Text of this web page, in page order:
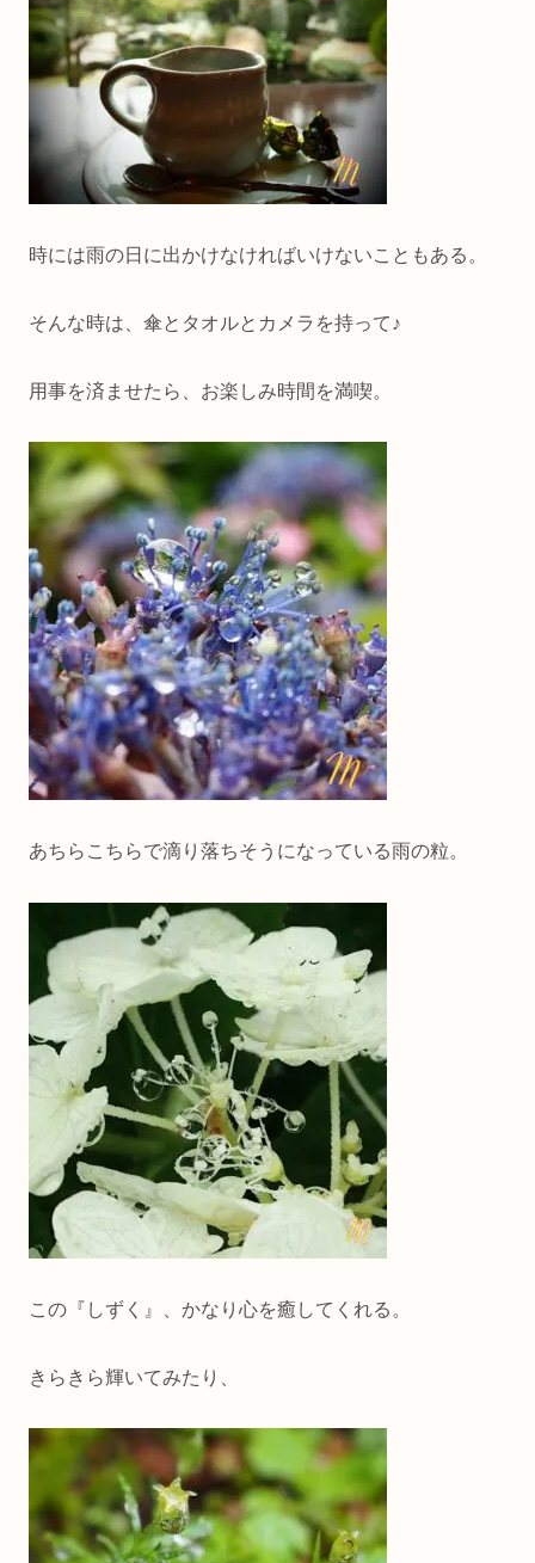
時には雨の日に出かけなければいけないこともある。
そんな時は、傘とタオルとカメラを持って♪
用事を済ませたら、お楽しみ時間を満喫。
あちらこちらで滴り落ちそうになっている雨の粒。
この『しずく』、かなり心を癒してくれる。
きらきら輝いてみたり、